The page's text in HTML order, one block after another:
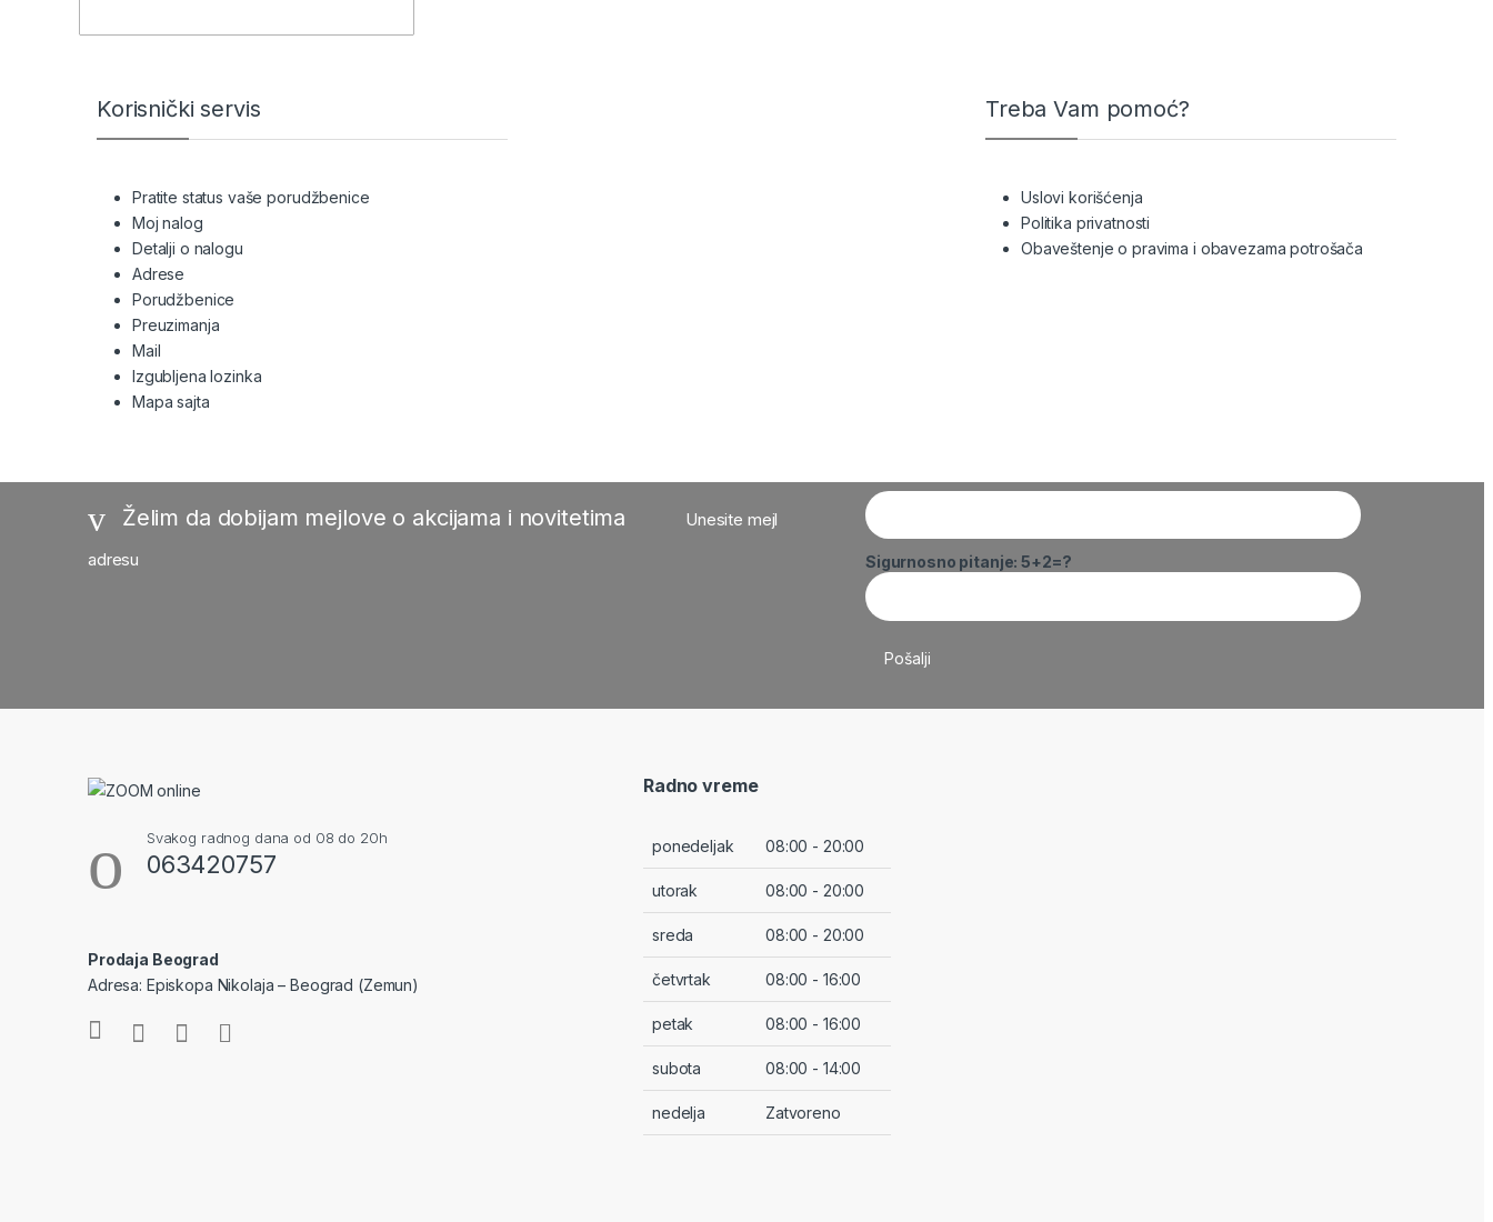
Brands Carousel
Korisnički servis
Pratite status vaše porudžbenice
Moj nalog
Detalji o nalogu
Adrese
Porudžbenice
Preuzimanja
Mail
Izgubljena lozinka
Mapa sajta
Treba Vam pomoć?
Uslovi korišćenja
Politika privatnosti
Obaveštenje o pravima i obavezama potrošača
Želim da dobijam mejlove o akcijama i novitetima
Unesite mejl
adresu
Sigurnosno pitanje: 5+2=?
Svakog radnog dana od 08 do 20h
063420757
Prodaja Beograd
Adresa: Episkopa Nikolaja – Beograd (Zemun)
Radno vreme
ponedeljak 08:00 - 20:00
utorak 08:00 - 20:00
sreda 08:00 - 20:00
četvrtak 08:00 - 16:00
petak 08:00 - 16:00
subota 08:00 - 14:00
nedelja Zatvoreno